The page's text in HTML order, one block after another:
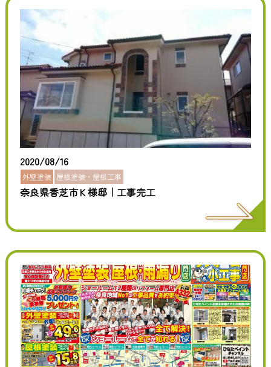
2020/08/16
外壁塗装 屋根塗装・屋根工事
奈良県香芝市Ｋ様邸｜工事完工